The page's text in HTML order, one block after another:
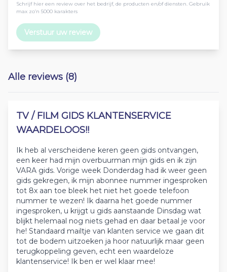
Schrijf hier een review over het bedrijf, de producten en/of diensten. Gebruik
max zo’n 5000 karakters
Verstuur uw review
Alle reviews (8)
TV / FILM GIDS KLANTENSERVICE
WAARDELOOS!!
Ik heb al verscheidene keren geen gids ontvangen,
een keer had mijn overbuurman mijn gids en ik zijn
VARA gids. Vorige week Donderdag had ik weer geen
gids gekregen, ik mijn abonnee nummer ingesproken
tot 8x aan toe bleek het niet het goede telefoon
nummer te wezen! Ik daarna het goede nummer
ingesproken, u krijgt u gids aanstaande Dinsdag wat
blijkt helemaal nog niets gehad en daar betaal je voor
he! Standaard mailtje van klanten service we gaan dit
tot de bodem uitzoeken ja hoor natuurlijk maar geen
terugkoppeling geven, echt een waardeloze
klantenservice! Ik ben er wel klaar mee!